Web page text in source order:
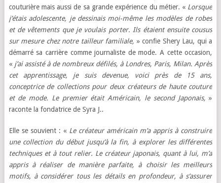
couturière mais aussi de sa grande expérience du métier. « Lorsque
j’étais adolescente, je dessinais moi-même les modèles de robes
et de vêtements que je voulais porter. Ils étaient ensuite cousus
sur mesure chez notre tailleur familiale, » confie Shery Lau, qui a
démarré sa carrière comme journaliste de mode. A cette occasion,
« j’ai assisté à de nombreux défilés, à Londres, Paris, Milan. Après
cet apprentissage, je suis devenue, voici près de 15 ans,
conceptrice de collections pour deux créateurs de haute couture
et de mode. Le premier était Américain, le second Japonais, »
raconte la fondatrice de Syra J..
Elle se souvient : « Le créateur américain m’a appris à construire
une collection du début jusqu’à la fin, à explorer les différentes
techniques et à tout relier. Le créateur japonais, quant à lui, m’a
appris à réaliser de manière parfaite, à choisir les meilleurs
motifs, à considérer tous les détails en profondeur, à s’assurer